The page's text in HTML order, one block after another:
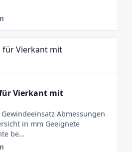
Vierkant mit
Abmessungen
in mm Geeignete
be...